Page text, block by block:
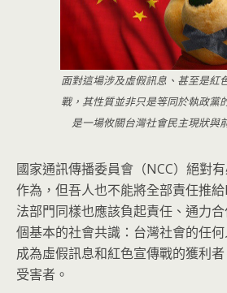
面對這場涉及虛假訊息、甚至是紅
戰，其性質並非只是等同於執政黨
是一場攸關台灣社會民主現狀與
國家通訊傳播委員會（NCC）絕對
作為，但吾人也不能將全部責任推
法部門同樣也應該負起責任、通力
個基本的社會共識：台灣社會的任
成為虛假訊息和紅色宣傳戰的獲利
受害者。